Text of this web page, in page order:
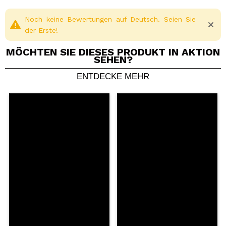
Noch keine Bewertungen auf Deutsch. Seien Sie
der Erste!
MÖCHTEN SIE DIESES PRODUKT IN AKTION
SEHEN?
ENTDECKE MEHR